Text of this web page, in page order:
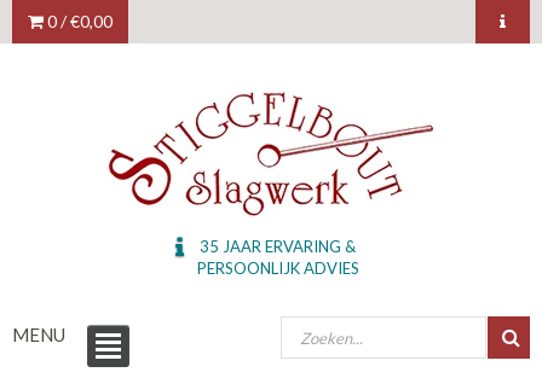
0 /€0,00
35 JAAR ERVARING &
PERSOONLIJK ADVIES
MENU